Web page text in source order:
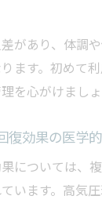
があり、体調
ます。初めて
を心がけましょ
復効果の医学
については、
います。高気